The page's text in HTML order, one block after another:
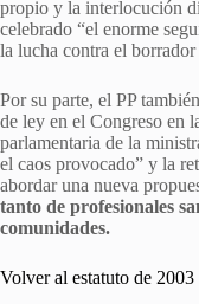
propio y la interlocución
celebrado “el enorme
la lucha contra el
Por su parte, el PP
de ley en el Congreso en
parlamentaria de la
el caos provocado” y la
abordar una nueva
tanto de profesionales
comunidades.
Volver al estatuto de 2003